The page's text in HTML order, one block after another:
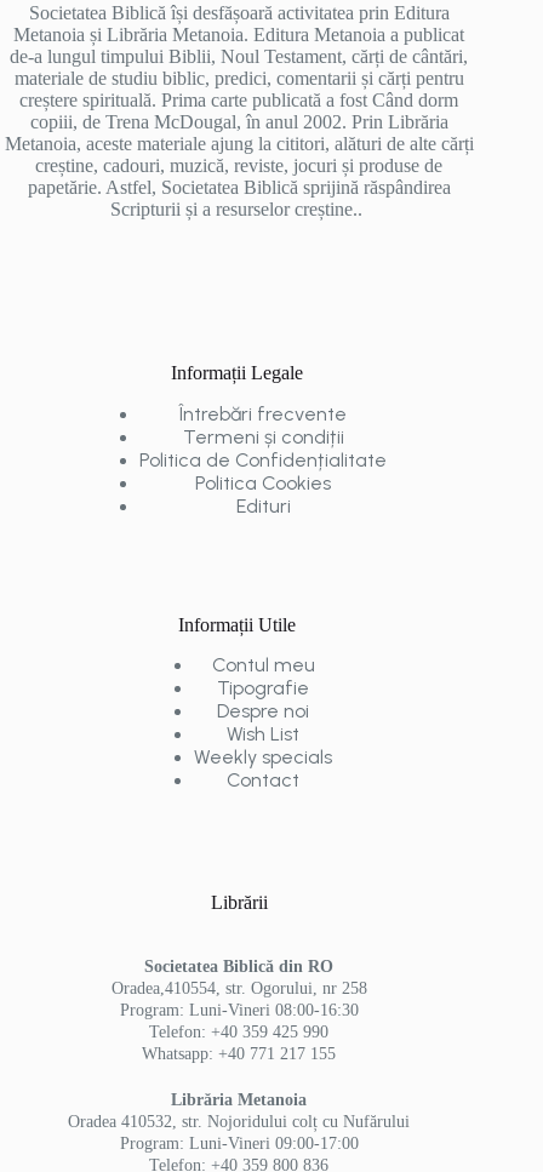
Societatea Biblică își desfășoară activitatea prin Editura
Metanoia și Librăria Metanoia. Editura Metanoia a publicat
de-a lungul timpului Biblii, Noul Testament, cărți de cântări,
materiale de studiu biblic, predici, comentarii și cărți pentru
creștere spirituală. Prima carte publicată a fost Când dorm
copiii, de Trena McDougal, în anul 2002. Prin Librăria
Metanoia, aceste materiale ajung la cititori, alături de alte cărți
creștine, cadouri, muzică, reviste, jocuri și produse de
papetărie. Astfel, Societatea Biblică sprijină răspândirea
Scripturii și a resurselor creștine..
Informații Legale
Întrebări frecvente
Termeni și condiții
Politica de Confidențialitate
Politica Cookies
Edituri
Informații Utile
Contul meu
Tipografie
Despre noi
Wish List
Weekly specials
Contact
Librării
Societatea Biblică din RO
Oradea,410554, str. Ogorului, nr 258
Program: Luni-Vineri 08:00-16:30
Telefon: +40 359 425 990
Whatsapp: +40 771 217 155
Librăria Metanoia
Oradea 410532, str. Nojoridului colț cu Nufărului
Program: Luni-Vineri 09:00-17:00
Telefon: +40 359 800 836